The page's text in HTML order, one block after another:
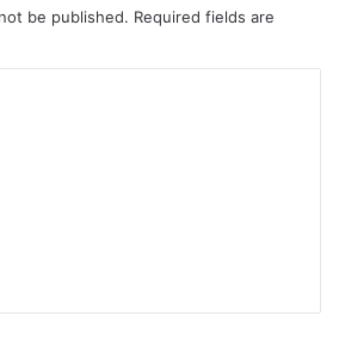
be published. Required fields are